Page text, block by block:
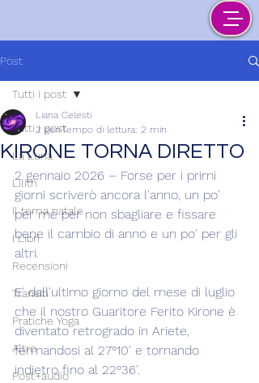
Post
Tutti i post
La Luna
Lilith
Il tema natale
I Libri
Recensioni
Transiti
Pratiche Yoga
Altro
Post+audio
Tutti i post
KIRONE TORNA DIRETTO
Liana Celesti
2 genTempo di lettura: 2 min
2 gennaio 2026 – Forse per i primi
giorni scriverò ancora l'anno, un po'
per me per non sbagliare e fissare
bene il cambio di anno e un po' per gli
altri.
E' dall'ultimo giorno del mese di luglio
che il nostro Guaritore Ferito Kirone è
diventato retrogrado in Ariete,
fermandosi al 27°10' e tornando
indietro fino al 22°36'.